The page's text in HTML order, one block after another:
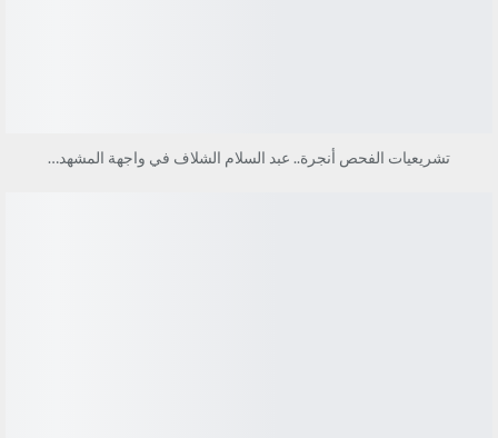
تشريعيات الفحص أنجرة.. عبد السلام الشلاف في واجهة المشهد…